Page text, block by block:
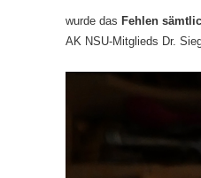
wurde das Fehlen
AK NSU-Mitglieds Dr.